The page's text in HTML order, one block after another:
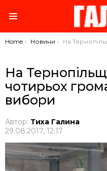
You are here:
Home Новини На Тернопільщині у ще чотирьох громадах відбудуться
На
чотирьох
вибори
Автор: Тиха Галина
29.08.2017, 12:17